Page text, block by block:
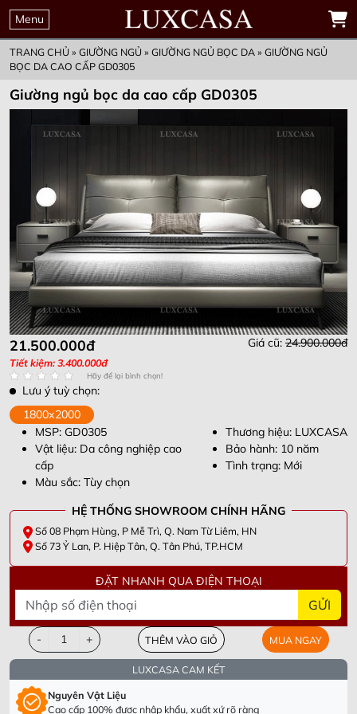
Menu
TRANG CHỦ » GIƯỜNG NGỦ » GIƯỜNG NGỦ BỌC DA» GIƯỜNG NGỦ
BỌC DA CAO CẤP GD0305
Giường ngủ bọc da cao cấp GD0305
Giá cũ: 24.900.000đ
21.500.000đ
Tiết kiệm: 3.400.000đ
Hãy để lại bình chọn!
Lưu ý tuỳ chọn:
1800x2000
MSP: GD0305
Vật liệu: Da công nghiệp cao
cấp
Màu sắc: Tùy chọn
Thương hiệu: LUXCASA
Bảo hành: 10 năm
Tình trạng: Mới
HỆ THỐNG SHOWROOM CHÍNH HÃNG
Số 08 Phạm Hùng, P Mễ Trì, Q. Nam Từ Liêm, HN
Số 73 Ỷ Lan, P. Hiệp Tân, Q. Tân Phú, TP.HCM
ĐẶT NHANH QUA ĐIỆN THOẠI
GỬI
- + THÊM VÀO GIỎ MUA NGAY
THỜI GIAN
ƯU ĐÃI CHỈ CÒN
00
Ngày
00
Giờ
00
Phút
00
Giây
ĐẶT MUA TRƯỚC
GIỮ KHUYẾN MẠI
LUXCASA CAM KẾT
Nguyên Vật Liệu
Cao cấp 100% được nhập khẩu, xuất xứ rõ ràng